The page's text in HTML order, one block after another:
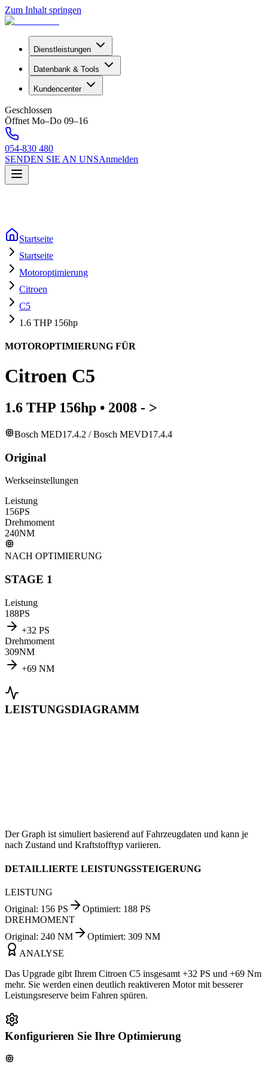
Zum Inhalt springen
Dienstleistungen
Datenbank & Tools
Kundencenter
Geschlossen
Öffnet Mo–Do 09–16
054-830 480
SENDEN SIE AN UNSAnmelden
Startseite
Startseite
Motoroptimierung
Citroen
C5
1.6 THP 156hp
MOTOROPTIMIERUNG FÜR
Citroen C5
1.6 THP 156hp • 2008 - >
Bosch MED17.4.2 / Bosch MEVD17.4.4
Original
Werkseinstellungen
Leistung
156PS
Drehmoment
240NM
NACH OPTIMIERUNG
STAGE 1
Leistung
188PS
+32 PS
Drehmoment
309NM
+69 NM
LEISTUNGSDIAGRAMM
Der Graph ist simuliert basierend auf Fahrzeugdaten und kann je
nach Zustand und Kraftstofftyp variieren.
DETAILLIERTE LEISTUNGSSTEIGERUNG
LEISTUNG
Original: 156 PS Optimiert: 188 PS
DREHMOMENT
Original: 240 NM Optimiert: 309 NM
ANALYSE
Das Upgrade gibt Ihrem Citroen C5 insgesamt +32 PS und +69 Nm
mehr. Sie werden einen deutlich reaktiveren Motor mit besserer
Leistungsreserve beim Fahren spüren.
Konfigurieren Sie Ihre Optimierung